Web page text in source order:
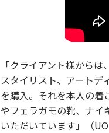
「クライアント様から
スタイリスト、アートデ
を購入。それを本人の着
やフェラガモの靴、ナイ
いただいています」（